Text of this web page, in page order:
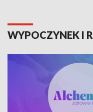
WYPOCZYNEK I